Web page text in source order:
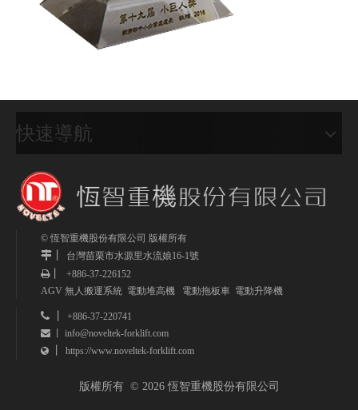
快速導航
© 恆智重機股份有限公司 版權所有
丨 台灣苗栗市水源里水流娘16-1號
丨
+886-37-226152
AGV 無人搬運系統 電動堆高機 電動拖板車 電動升降機
 丨 +886-37-220741
 丨 info@noveltek-forklift.com
 https://www.noveltek-forklift.com
版權所有 © 2026 恆智重機股份有限公司